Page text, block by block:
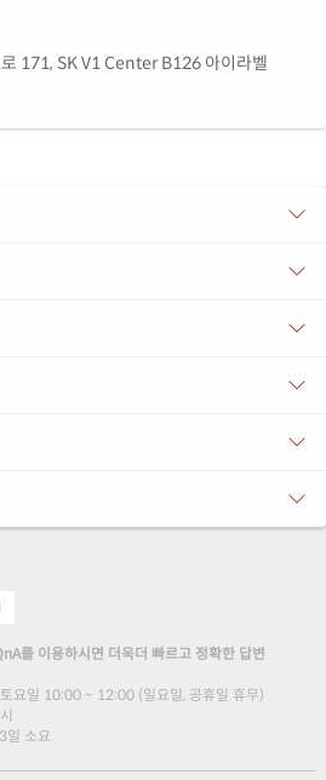
171, SK V1 Center B126 아이라벨
를 이용하시면 더욱더 빠르고 정확한 답변
요일 10:00 ~ 12:00 (일요일, 공휴일 휴무)
일 소요